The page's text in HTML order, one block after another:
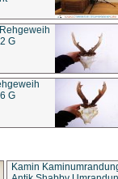
G
G
Kamin